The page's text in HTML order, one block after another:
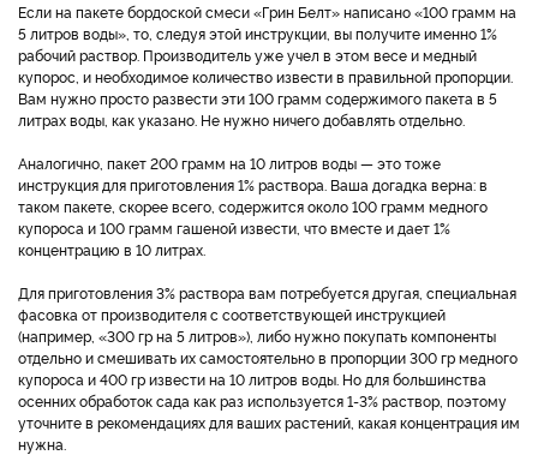
Если на пакете бордоской смеси «Грин Белт» написано «100 грамм на
5 литров воды», то, следуя этой инструкции, вы получите именно 1%
рабочий раствор. Производитель уже учел в этом весе и медный
купорос, и необходимое количество извести в правильной пропорции.
Вам нужно просто развести эти 100 грамм содержимого пакета в 5
литрах воды, как указано. Не нужно ничего добавлять отдельно.
Аналогично, пакет 200 грамм на 10 литров воды — это тоже
инструкция для приготовления 1% раствора. Ваша догадка верна: в
таком пакете, скорее всего, содержится около 100 грамм медного
купороса и 100 грамм гашеной извести, что вместе и дает 1%
концентрацию в 10 литрах.
Для приготовления 3% раствора вам потребуется другая, специальная
фасовка от производителя с соответствующей инструкцией
(например, «300 гр на 5 литров»), либо нужно покупать компоненты
отдельно и смешивать их самостоятельно в пропорции 300 гр медного
купороса и 400 гр извести на 10 литров воды. Но для большинства
осенних обработок сада как раз используется 1-3% раствор, поэтому
уточните в рекомендациях для ваших растений, какая концентрация им
нужна.